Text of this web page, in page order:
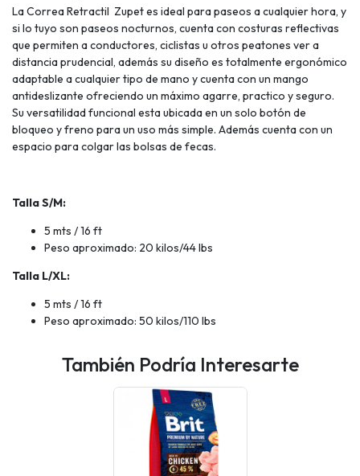
La Correa Retractil Zupet es ideal para paseos a cualquier hora, y
si lo tuyo son paseos nocturnos, cuenta con costuras reflectivas
que permiten a conductores, ciclistas u otros peatones ver a
distancia prudencial, además su diseño es totalmente ergonómico
adaptable a cualquier tipo de mano y cuenta con un mango
antideslizante ofreciendo un máximo agarre, practico y seguro.
Su versatilidad funcional esta ubicada en un solo botón de
bloqueo y freno para un uso más simple. Además cuenta con un
espacio para colgar las bolsas de fecas.
Talla S/M:
5 mts / 16 ft
Peso aproximado: 20 kilos/44 lbs
Talla L/XL:
5 mts / 16 ft
Peso aproximado: 50 kilos/110 lbs
También Podría Interesarte